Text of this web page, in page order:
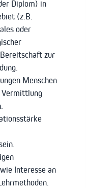
Diplom) in
(z.B.
oder
zur
Menschen
Vermittlung
Interesse an